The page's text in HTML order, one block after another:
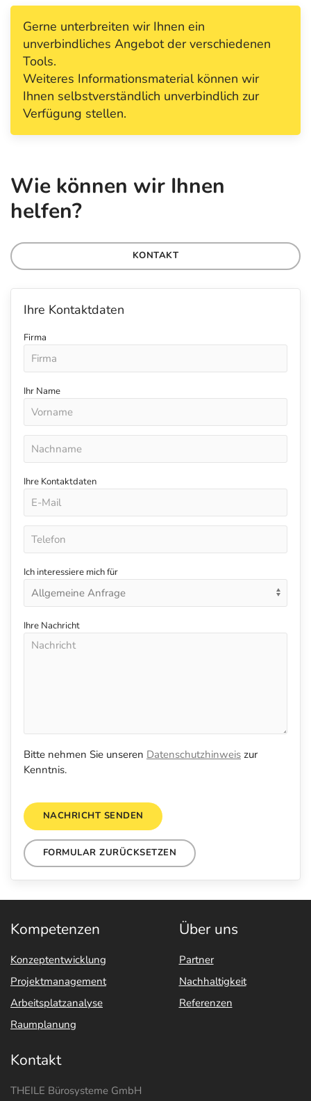
Gerne unterbreiten wir Ihnen ein
unverbindliches Angebot der verschiedenen
Tools.
Weiteres Informationsmaterial können wir
Ihnen selbstverständlich unverbindlich zur
Verfügung stellen.
Wie können wir Ihnen
helfen?
KONTAKT
Ihre Kontaktdaten
Firma
Ihr Name
Ihre Kontaktdaten
Ich interessiere mich für
Ihre Nachricht
Bitte nehmen Sie unseren Datenschutzhinweis zur
Kenntnis.
NACHRICHT SENDEN
FORMULAR ZURÜCKSETZEN
Kompetenzen
Konzeptentwicklung
Projektmanagement
Arbeitsplatzanalyse
Raumplanung
Über uns
Partner
Nachhaltigkeit
Referenzen
Kontakt
THEILE Bürosysteme GmbH